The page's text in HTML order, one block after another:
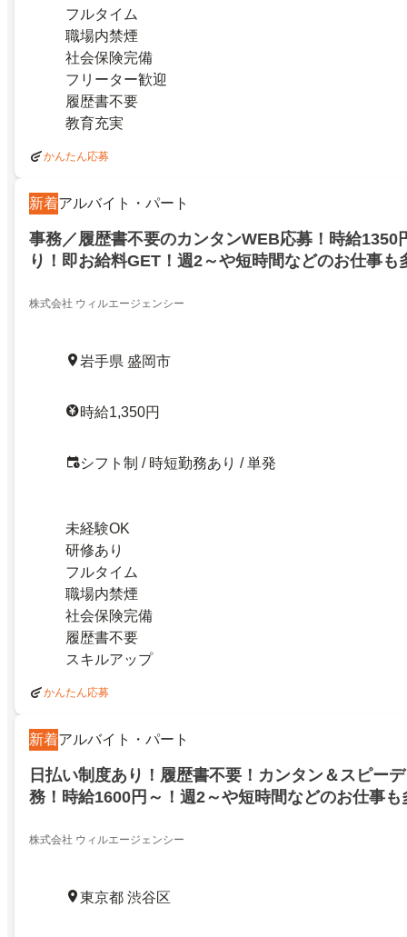
フルタイム
職場内禁煙
社会保険完備
フリーター歓迎
履歴書不要
教育充実
かんたん応募
新着アルバイト・パート
事務／履歴書不要のカンタンWEB応募！時給1350
り！即お給料GET！週2～や短時間などのお仕事も
株式会社 ウィルエージェンシー
岩手県 盛岡市
時給1,350円
シフト制 / 時短勤務あり / 単発
未経験OK
研修あり
フルタイム
職場内禁煙
社会保険完備
履歴書不要
スキルアップ
かんたん応募
新着アルバイト・パート
日払い制度あり！履歴書不要！カンタン＆スピー
務！時給1600円～！週2～や短時間などのお仕事
株式会社 ウィルエージェンシー
東京都 渋谷区